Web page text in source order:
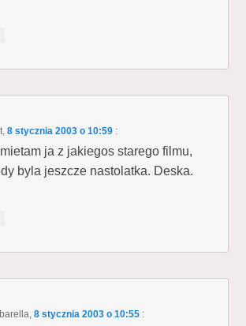
,8 stycznia 2003 o 10:59 :
ja z jakiegos starego filmu,
byla jeszcze nastolatka. Deska.
,8 stycznia 2003 o 10:55 :